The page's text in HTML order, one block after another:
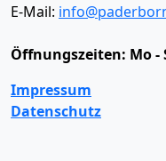
E-Mail:
Öffnungszeiten: Mo -
Impressum
Datenschutz